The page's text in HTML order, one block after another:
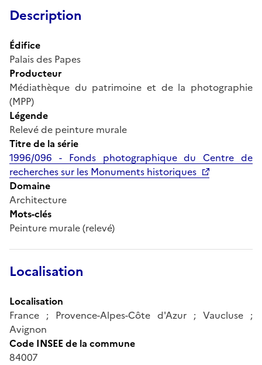
Description
Édifice
Palais des Papes
Producteur
Médiathèque du patrimoine et de la photographie
(MPP)
Légende
Relevé de peinture murale
Titre de la série
1996/096 - Fonds photographique du Centre de
recherches sur les Monuments historiques
Domaine
Architecture
Mots-clés
Peinture murale (relevé)
Localisation
Localisation
France ; Provence-Alpes-Côte d'Azur ; Vaucluse ;
Avignon
Code INSEE de la commune
84007